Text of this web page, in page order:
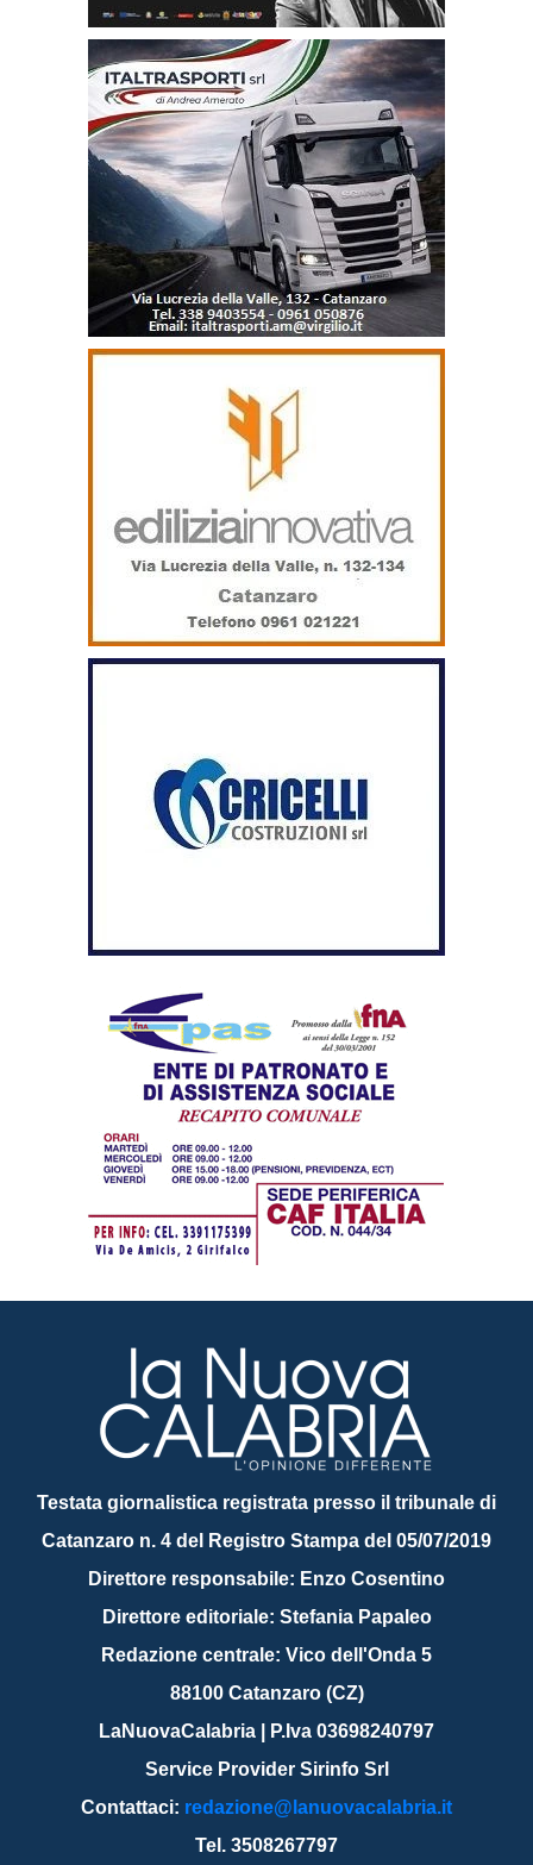
Testata giornalistica registrata presso il tribunale di
Catanzaro n. 4 del Registro Stampa del 05/07/2019
Direttore responsabile: Enzo Cosentino
Direttore editoriale: Stefania Papaleo
Redazione centrale: Vico dell'Onda 5
88100 Catanzaro (CZ)
LaNuovaCalabria | P.Iva 03698240797
Service Provider Sirinfo Srl
Contattaci: redazione@lanuovacalabria.it
Tel. 3508267797